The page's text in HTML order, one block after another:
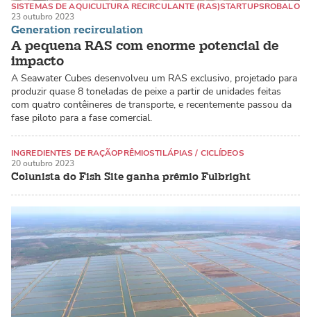
Generation recirculation
A pequena RAS com enorme potencial de
impacto
SISTEMAS DE AQUICULTURA RECIRCULANTE (RAS)STARTUPSROBALO
23 outubro 2023
A Seawater Cubes desenvolveu um RAS exclusivo, projetado para
produzir quase 8 toneladas de peixe a partir de unidades feitas
com quatro contêineres de transporte, e recentemente passou da
fase piloto para a fase comercial.
Colunista do Fish Site ganha prêmio Fulbright
INGREDIENTES DE RAÇÃOPRÊMIOSTILÁPIAS / CICLÍDEOS
20 outubro 2023